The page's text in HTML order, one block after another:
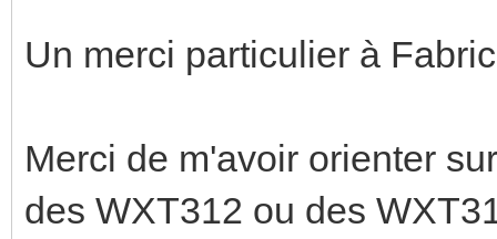
Un merci particulier à
Merci de m'avoir orienter
des WXT312 ou des